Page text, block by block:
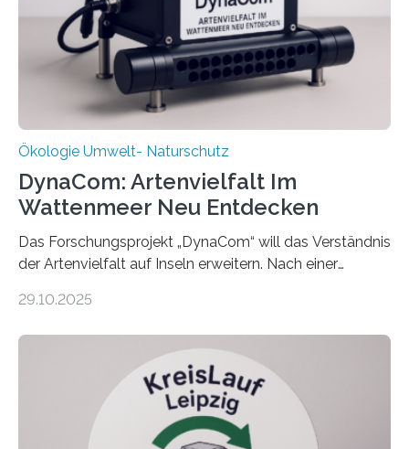
Ökologie Umwelt- Naturschutz
DynaCom: Artenvielfalt Im
Wattenmeer Neu Entdecken
Das Forschungsprojekt „DynaCom“ will das Verständnis
der Artenvielfalt auf Inseln erweitern. Nach einer
Beobachtungen im Wattenmeer ist nun eine große
Oldenburg befassen sich insbesondere damit, wie ein
Ökosystem gedeiht – und wie sich dieser Prozess
verlässlich prognostizieren lässt. Grünes Licht für
„DynaCom“: Die Deutsche Forschungsgemeinschaft
(DFG) fördert das Anfang 2019 gestartete
29.10.2025